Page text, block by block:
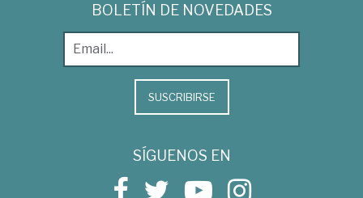
BOLETÍN DE NOVEDADES
SUSCRIBIRSE
SÍGUENOS EN